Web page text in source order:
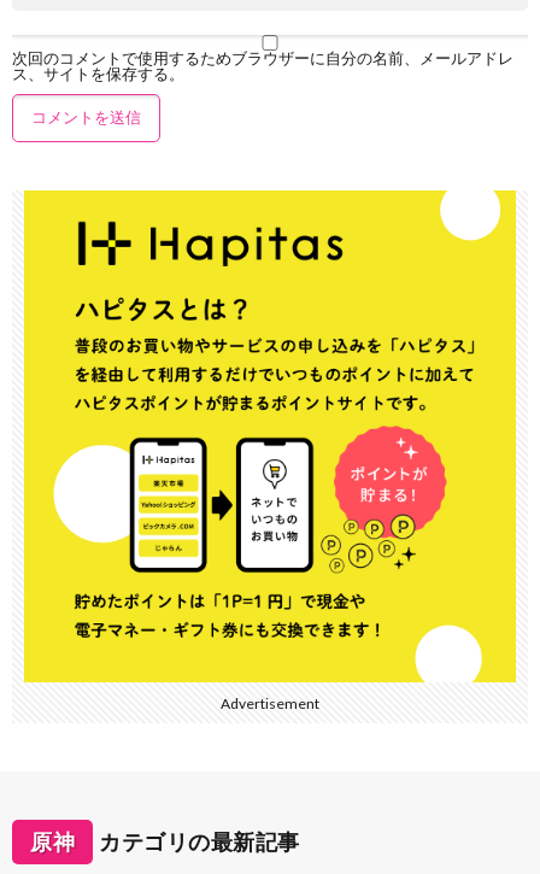
次回のコメントで使用するためブラウザーに自分の名前、メールアドレ
ス、サイトを保存する。
Advertisement
原神 カテゴリの最新記事